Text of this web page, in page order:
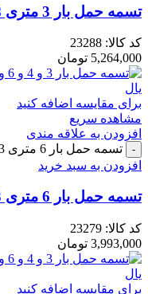
تسمه حمل بار 3 متری 8 تن یال
کد کالا: 23288
5,264,000 تومان
برای مقایسه اضافه کنید
مشاهده سریع
افزودن به علاقه مندی
تسمه حمل بار 6 متری 3 تن یال عدد
افزودن به سبد خرید
تسمه حمل بار 6 متری 3 تن یال
کد کالا: 23279
3,993,000 تومان
برای مقایسه اضافه کنید